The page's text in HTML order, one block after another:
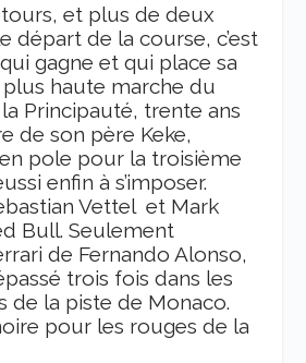
et plus de deux
départ de la course, c’est
gagne et qui place sa
haute marche du
Principauté, trente ans
de son père Keke,
pole pour la troisième
enfin à s’imposer.
Vettel et Mark
Bull. Seulement
de Fernando Alonso,
trois fois dans les
de la piste de Monaco.
pour les rouges de la